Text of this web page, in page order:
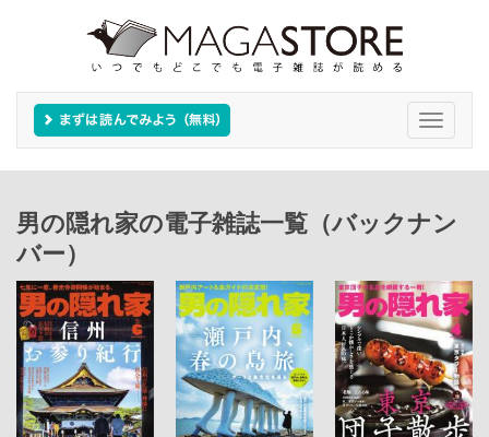
Toggle
男の隠れ家の電子雑誌一覧（バックナン
バー）